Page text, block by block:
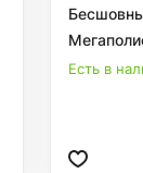
Есть в